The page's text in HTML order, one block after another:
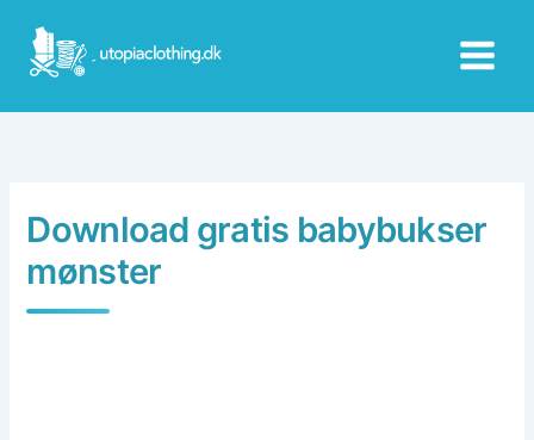
content
Download gratis babybukser
mønster